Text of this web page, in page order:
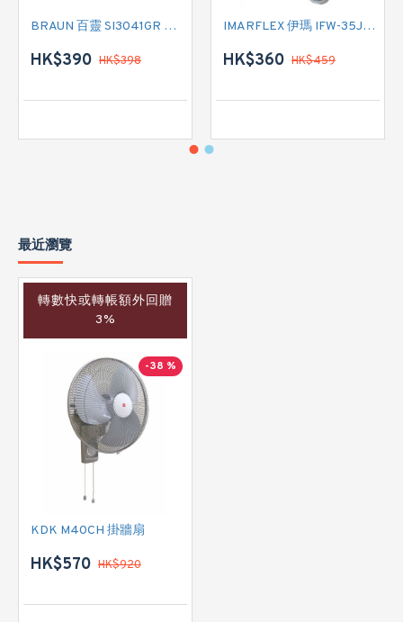
BRAUN 百靈 SI3041GR 蒸氣熨斗
HK$390 HK$398
IMARFLEX 伊瑪 IFW-35J2 掛牆扇
HK$360 HK$459
最近瀏覽
轉數快或轉帳額外回贈
3%
-38 %
KDK M40CH 掛牆扇
HK$570 HK$920